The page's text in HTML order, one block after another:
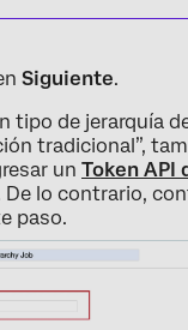
Siguiente.
tipo de jerarquía
tradicional”,
un Token API
De lo contrario,
paso.